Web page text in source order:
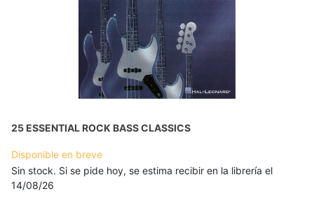
25 ESSENTIAL ROCK BASS CLASSICS
Disponible en breve
Sin stock. Si se pide hoy, se estima recibir en la librería el
14/08/26